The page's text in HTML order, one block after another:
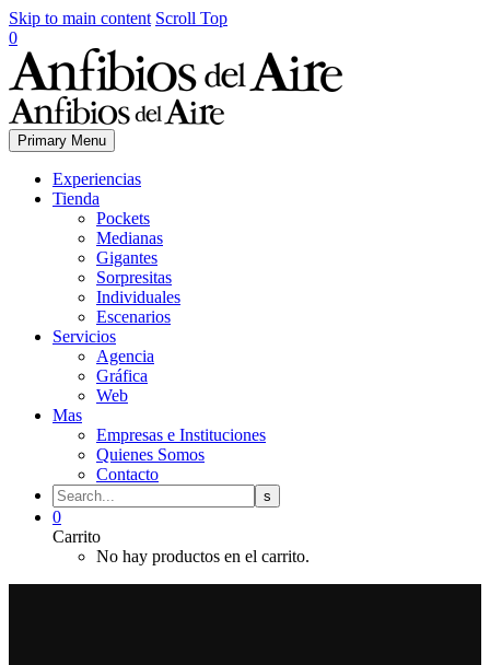
Skip to main content Scroll Top
0
Primary Menu
Experiencias
Tienda
Pockets
Medianas
Gigantes
Sorpresitas
Individuales
Escenarios
Servicios
Agencia
Gráfica
Web
Mas
Empresas e Instituciones
Quienes Somos
Contacto
0
Carrito
No hay productos en el carrito.